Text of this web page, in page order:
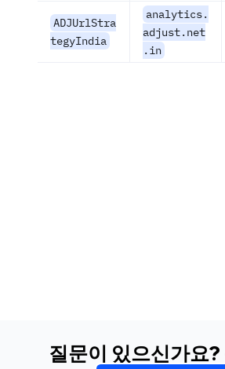
ADJUrlStra
tegyIndia
analytics.
adjust.net
.in
질문이 있으신가요?